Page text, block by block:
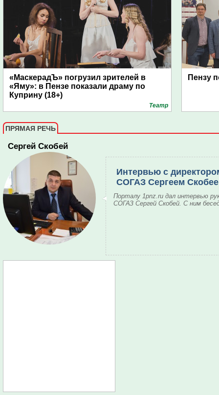
«МаскерадЪ» погрузил зрителей в
«Яму»: в Пензе показали драму по
Куприну (18+)
Театр
Пензу
ПРЯМАЯ РЕЧЬ
Сергей Скобей
Интервью с
СОГАЗ Сергеем
Порталу 1pnz.ru дал интервью
СОГАЗ Сергей Скобей. С ним